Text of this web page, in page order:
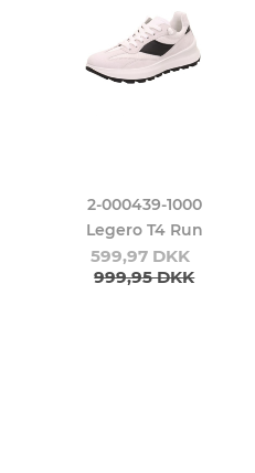
2-000439-1000
Legero T4 Run
599,97 DKK
999,95 DKK